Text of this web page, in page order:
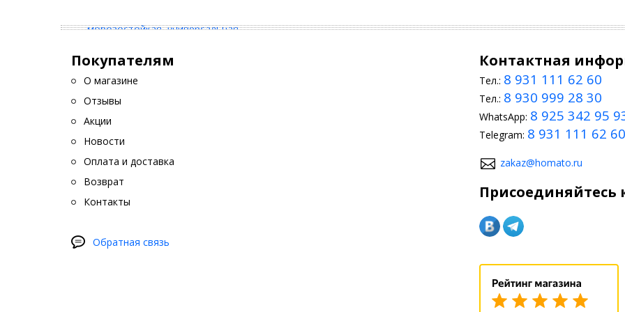
Покупателям
О магазине
Отзывы
Акции
Новости
Оплата и доставка
Возврат
Контакты
Обратная связь
Контактная
Тел.: 8 931 111 62 60
Тел.: 8 930 999 28 30
WhatsApp: 8 925 342 95
Telegram: 8 931 111 62 60
zakaz@homato.ru
Присоединяйтесь